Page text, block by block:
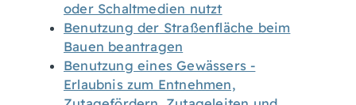
oder Schaltmedien nutzt
Benutzung der Straßenfläche beim
Bauen beantragen
Benutzung eines Gewässers -
Erlaubnis zum Entnehmen,